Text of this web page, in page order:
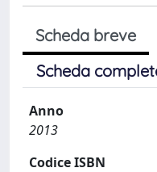
Scheda breve
Scheda
Anno
2013
Codice ISBN